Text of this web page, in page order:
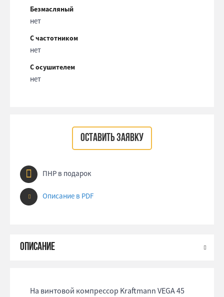
Безмасляный
нет
С частотником
нет
С осушителем
нет
ОСТАВИТЬ ЗАЯВКУ
ПНР в подарок
Описание в PDF
На винтовой компрессор Kraftmann VEGA 45